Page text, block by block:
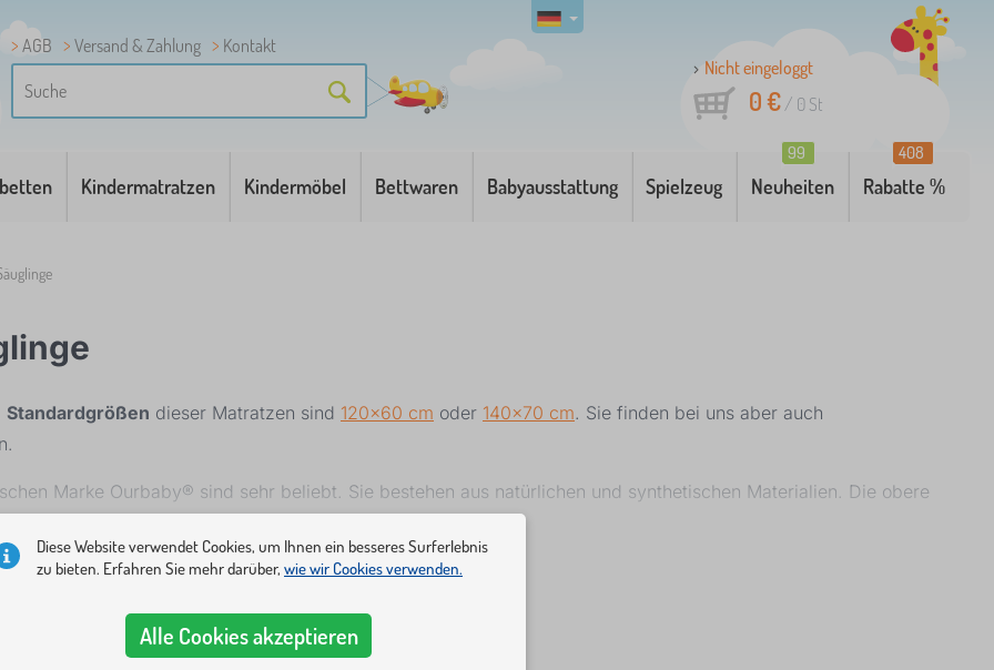
AGB Versand & Zahlung
Kontakt
Nicht eingeloggt
0 €/ 0 St
Kindermatratzen Kindermöbel Bettwaren Babyausstattung Spielzeug Neuheiten
99
Rabatte %
408
Standardgrößen dieser Matratzen sind 120x60 cm oder 140x70 cm. Sie finden bei uns aber auch
Marke Ourbaby® sind sehr beliebt. Sie bestehen aus natürlichen und synthetischen Materialien. Die obere
die untere besteht aus einer Kokosfasermatte.
suchen, wählen Sie z. B. die SerieBASICvon Ourbaby®. Möchten Sie die Babybettmatratze vor Nässe oder
oder ein wasserdichtes Spannbettlaken.
cm ×
Diese Website verwendet Cookies, um Ihnen ein besseres Surferlebnis
zu bieten. Erfahren Sie mehr darüber, wie wir Cookies verwenden.
Alle Cookies akzeptieren